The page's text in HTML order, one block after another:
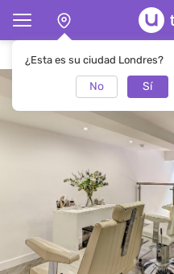
¿Esta es su ciudad Londres?
No Sí
Página de inicio Salón de